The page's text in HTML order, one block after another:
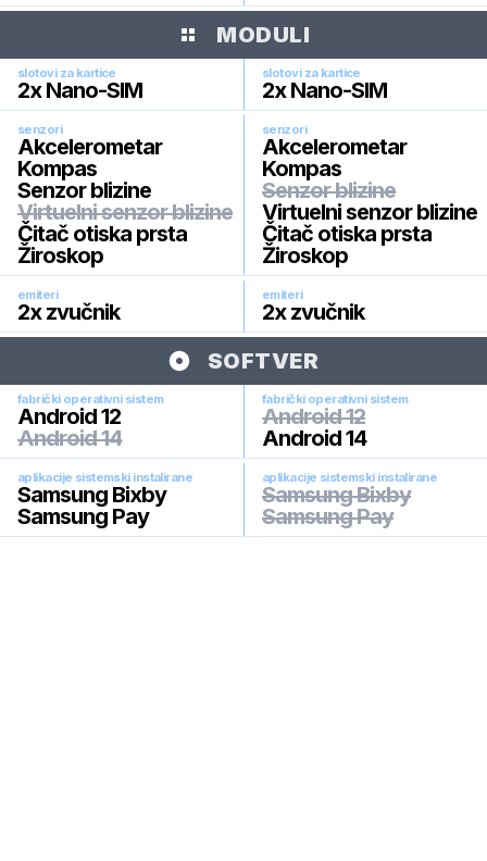
MODULI
slotovi za kartice
2x Nano-SIM
slotovi za kartice
2x Nano-SIM
senzori
Akcelerometar
Kompas
Senzor blizine
Virtuelni senzor blizine
Čitač otiska prsta
Žiroskop
senzori
Akcelerometar
Kompas
Senzor blizine
Virtuelni senzor blizine
Čitač otiska prsta
Žiroskop
emiteri
2x zvučnik
emiteri
2x zvučnik
SOFTVER
fabrički operativni sistem
Android 12
Android 14
fabrički operativni sistem
Android 12
Android 14
aplikacije sistemski instalirane
Samsung Bixby
Samsung Pay
aplikacije sistemski instalirane
Samsung Bixby
Samsung Pay